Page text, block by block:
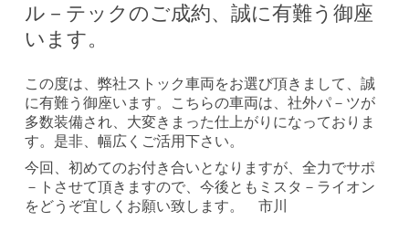
ル－テックのご成約、誠に有難う御座
います。
この度は、弊社ストック車両をお選び頂きまして、誠
に有難う御座います。こちらの車両は、社外パ－ツが
多数装備され、大変きまった仕上がりになっておりま
す。是非、幅広くご活用下さい。
今回、初めてのお付き合いとなりますが、全力でサポ
－トさせて頂きますので、今後ともミスタ－ライオン
をどうぞ宜しくお願い致します。 市川